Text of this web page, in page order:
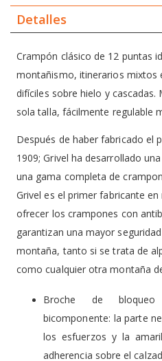
Detalles
Crampón clásico de 12 puntas
montañismo, itinerarios mixtos
difíciles sobre hielo y
sola talla, fácilmente regulable
Después de haber fabricado el
1909; Grivel ha desarrollado
una gama completa de
Grivel es el primer fabricante
ofrecer los crampones con
garantizan una mayor
montaña, tanto si se trata de
como cualquier otra montaña
Broche de
bicomponente: la parte
los esfuerzos y la
adherencia sobre el